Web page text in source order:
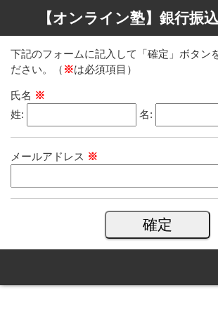
【オンライン塾】銀行振
下記のフォームに記入して「確定」ボタン
ださい。（ ※は必須項目）
氏名 ※
姓:
名:
メールアドレス ※